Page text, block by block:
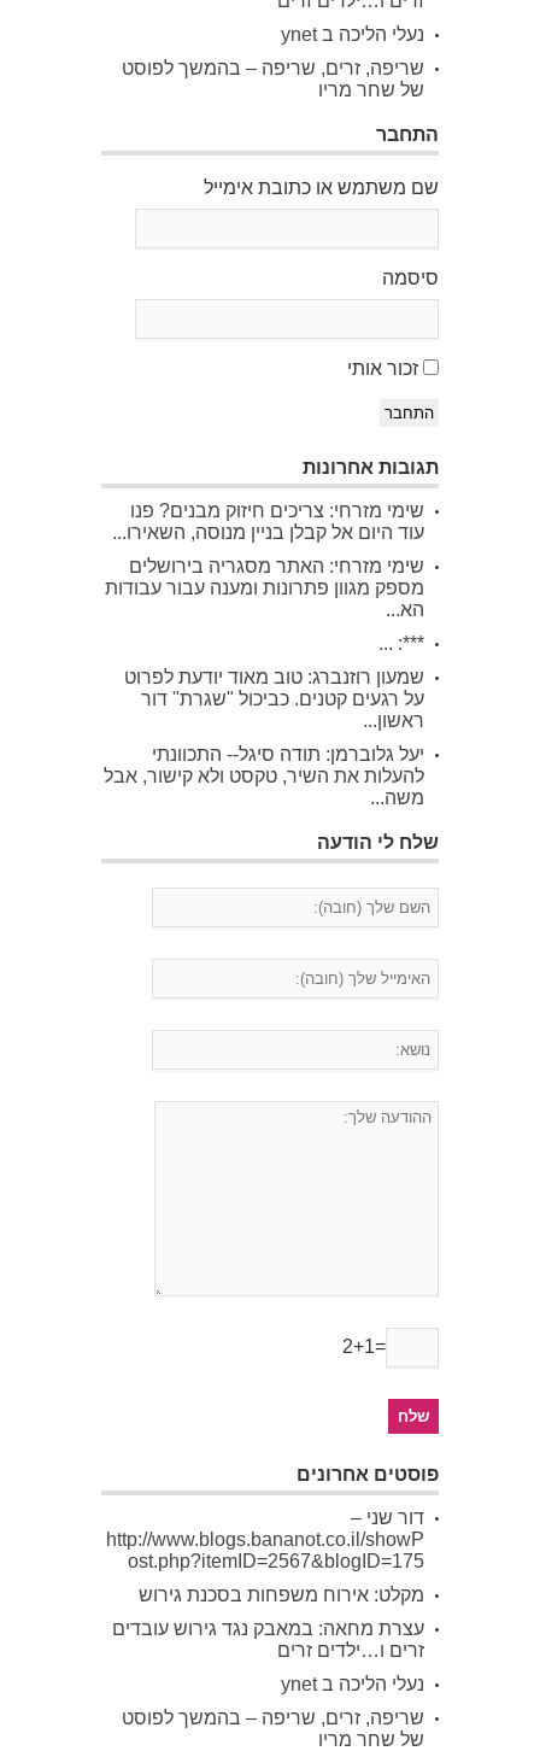
נעלי הליכה ב ynet
שריפה, זרים, שריפה – בהמשך לפוסט
של שחר מריו
התחבר
שם משתמש או כתובת אימייל
סיסמה
זכור אותי
התחבר
תגובות אחרונות
שימי מזרחי: צריכים חיזוק מבנים? פנו
עוד היום אל קבלן בניין מנוסה, השאירו...
שימי מזרחי: האתר מסגריה בירושלים
מספק מגוון פתרונות ומענה עבור עבודות
הא...
***: ...
שמעון רוזנברג: טוב מאוד יודעת לפרוט
על רגעים קטנים. כביכול "שגרת" דור
ראשון...
יעל גלוברמן: תודה סיגל-- התכוונתי
להעלות את השיר, טקסט ולא קישור, אבל
משה...
שלח לי הודעה
2+1=
פוסטים אחרונים
דור שני –
http://www.blogs.bananot.co.il/showP
ost.php?itemID=2567&blogID=175
מקלט: אירוח משפחות בסכנת גירוש
עצרת מחאה: במאבק נגד גירוש עובדים
זרים ו…ילדים זרים
נעלי הליכה ב ynet
שריפה, זרים, שריפה – בהמשך לפוסט
של שחר מריו